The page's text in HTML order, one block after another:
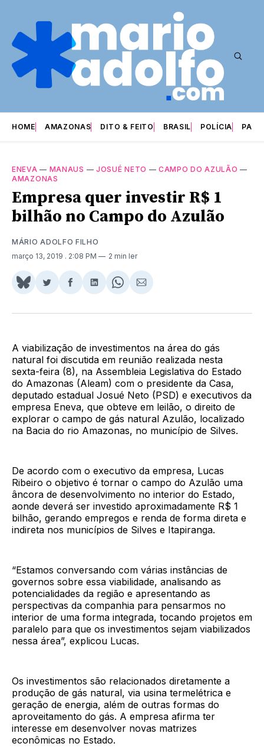
HOME AMAZONAS DITO & FEITO BRASIL POLÍCIA
ENEVA — MANAUS — JOSUÉ NETO —CAMPO DO AZULÃO —
AMAZONAS
Empresa quer investir R$ 1
bilhão no Campo do Azulão
MÁRIO ADOLFO FILHO
março 13, 2019 . 2:08 PM 2 min ler
Share
BlueSky
Compartilhar
Twitter
Compartilhar
Facebook
Compartilhar
LinkedIn
Share
WhatsApp
Compartilhar
Email
A viabilização de investimentos na área do gás
natural foi discutida em reunião realizada nesta
sexta-feira (8), na Assembleia Legislativa do Estado
do Amazonas (Aleam) com o presidente da Casa,
deputado estadual Josué Neto (PSD) e executivos da
empresa Eneva, que obteve em leilão, o direito de
explorar o campo de gás natural Azulão, localizado
na Bacia do rio Amazonas, no município de Silves.
De acordo com o executivo da empresa, Lucas
Ribeiro o objetivo é tornar o campo do Azulão uma
âncora de desenvolvimento no interior do Estado,
aonde deverá ser investido aproximadamente R$ 1
bilhão, gerando empregos e renda de forma direta e
indireta nos municípios de Silves e Itapiranga.
“Estamos conversando com várias instâncias de
governos sobre essa viabilidade, analisando as
potencialidades da região e apresentando as
perspectivas da companhia para pensarmos no
interior de uma forma integrada, tocando projetos em
paralelo para que os investimentos sejam viabilizados
nessa área”, explicou Lucas.
Os investimentos são relacionados diretamente a
produção de gás natural, via usina termelétrica e
geração de energia, além de outras formas do
aproveitamento do gás. A empresa afirma ter
interesse em desenvolver novas matrizes
econômicas no Estado.